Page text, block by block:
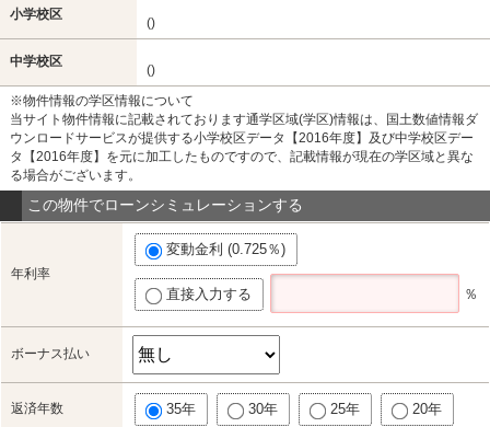
小学校区
()
中学校区
()
※物件情報の学区情報について
当サイト物件情報に記載されております通学区域(学区)情報は、国土数値情報ダ
ウンロードサービスが提供する小学校区データ【2016年度】及び中学校区デー
タ【2016年度】を元に加工したものですので、記載情報が現在の学区域と異な
る場合がございます。
この物件でローンシミュレーションする
年利率
変動金利 (0.725％)
直接入力する ％
ボーナス払い
返済年数 35年 30年 25年 20年